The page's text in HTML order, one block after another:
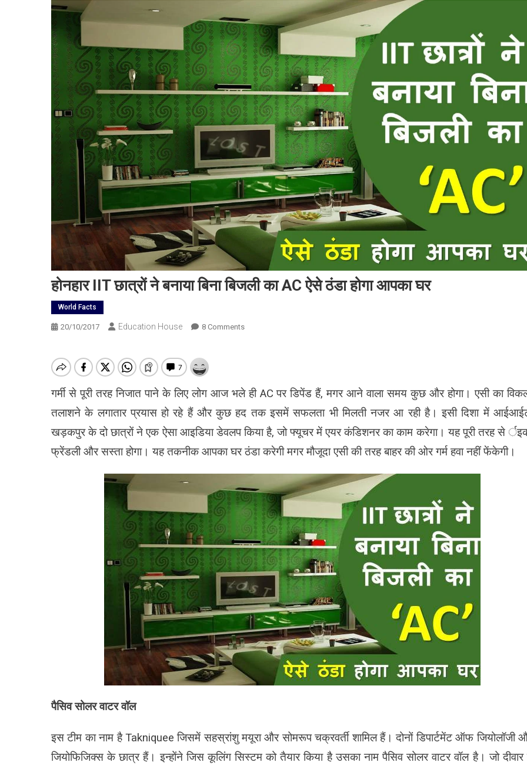
होनहार IIT छात्रों ने बनाया बि‍ना बि‍जली का AC ऐसे ठंडा होगा आपका घर
World Facts
20/10/2017 Education House 8 CommentsOn
बनाया
का
AC
ठंडा
होगा
आपका
घर
गर्मी से पूरी तरह नि‍जात पाने के लि‍ए लोग आज भले ही AC पर डि‍पेंड हैं, मगर आने वाला समय कुछ और होगा। एसी का
तलाशने के लगातार प्रयास हो रहे हैं और कुछ हद तक इसमें सफलता भी मि‍लती नजर आ रही है। इसी दि‍शा में
खड़कपुर के दो छात्रों ने एक ऐसा आइडि‍या डेवलप कि‍या है, जो फ्यूचर में एयर कंडि‍शनर का काम करेगा। यह पूरी तरह से
फ्रेंडली और सस्‍ता होगा। यह तकनीक आपका घर ठंडा करेगी मगर मौजूदा एसी की तरह बाहर की ओर गर्म हवा नहीं फेंकेगी।
पैसि‍व सोलर वाटर वॉल
इस टीम का नाम है Takniquee जि‍समें सहस्रांशु मयूरा और सोमरूप चक्रवर्ती शामि‍ल हैं। दोनों डि‍पार्टमेंट ऑफ जि‍योलॉजी
जि‍योफि‍जि‍क्‍स के छात्र हैं। इन्‍होंने जि‍स कूलिंग सि‍स्‍टम को तैयार कि‍या है उसका नाम पैसि‍व सोलर वाटर वॉल है। जो दीवार